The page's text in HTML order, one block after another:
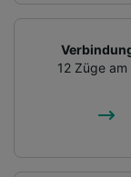
12 Züge am